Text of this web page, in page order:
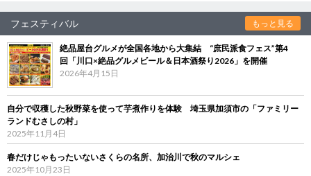
フェスティバル もっと見る
絶品屋台グルメが全国各地から大集結 “庶民派食フェス”第4
回「川口×絶品グルメビール＆日本酒祭り2026」を開催
2026年4月15日
自分で収穫した秋野菜を使って芋煮作りを体験 埼玉県加須市の「ファミリー
ランドむさしの村」
2025年11月4日
春だけじゃもったいないさくらの名所、加治川で秋のマルシェ
2025年10月23日